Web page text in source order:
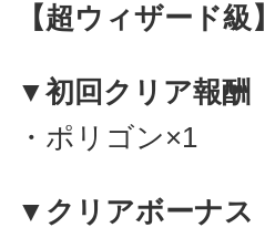
【超ウィザード級】
▼初回クリア報酬
・ポリゴン×1
▼クリアボーナス